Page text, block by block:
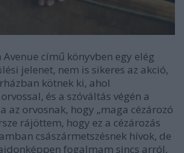
című könyvben egy elég
jelenet, nem is sikeres az akció,
kötnek ki, ahol
és a szóváltás végén a
az orvosnak, hogy „maga cézározó
rájöttem, hogy ez a cézározás
császármetszésnek hívok, de
fogalmam sincs arról,